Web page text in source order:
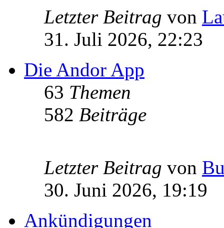
Letzter Beitrag von
31. Juli 2026, 22:23
Die Andor App
63 Themen
582 Beiträge
Letzter Beitrag von
30. Juni 2026, 19:19
Ankündigungen